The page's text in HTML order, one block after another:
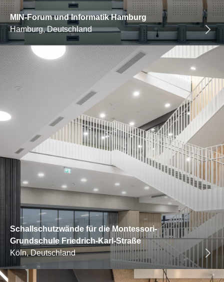
MIN-Forum und Informatik Hamburg
Hamburg, Deutschland
Schallschutzwände für die Montessori-
Grundschule Friedrich-Karl-Straße
Köln, Deutschland